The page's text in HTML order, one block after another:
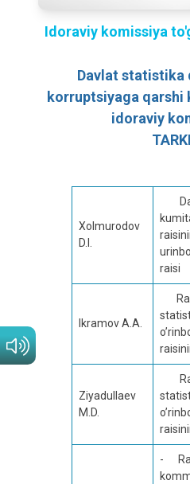
Idoraviy komissiya
Davlat statistika
korruptsiyaga qarshi
idoraviy
Xolmurodov
D.I.
raisi
Ikramov A.A.
Ziyadullaev
M.D.
-